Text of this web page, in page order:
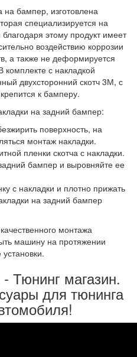
бампер, изготовлена
специализируется на
этому продукт имеет
воздействию коррозии
а также не деформируется
с накладкой
двухсторонний скотч 3М, с
к бамперу.
на задний бампер:
поверхность, на
монтаж накладки.
пленки скотча с накладки.
бампер и выровняйте ее
с накладки и плотно прижать
на задний бампер
монтажа
машину на протяжении
Тюнинг магазин.
для тюнинга